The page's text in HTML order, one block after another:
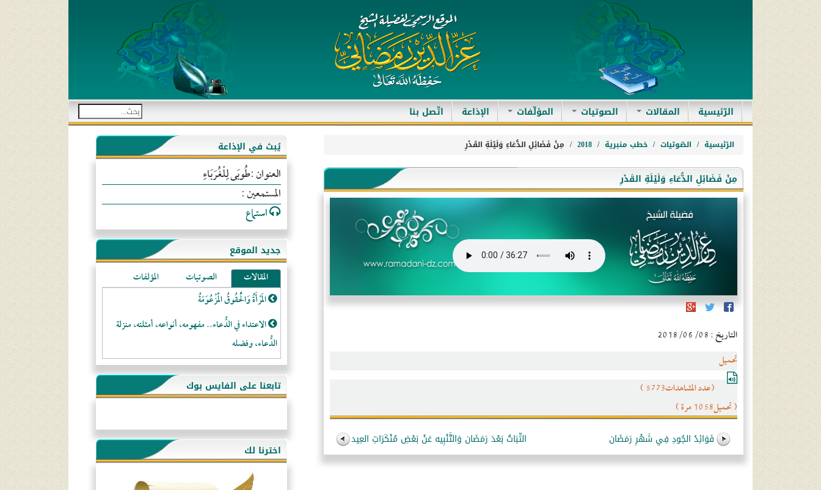
الرّئيسية(current) المقالات الصوتيات المؤلّفات الإذاعة اتّصل بنا
الرّئيسية الصّوتيات خطب منبرية 2018 مِنْ فَضَائِلِ الدُّعَاءِ وَلَيْلَةِ القَدْرِ
مِنْ فَضَائِلِ الدُّعَاءِ وَلَيْلَةِ القَدْرِ
التاريخ : 2018/06/08
تحميل
(عدد المشاهدات5773 )
( تحميل1058 مرة )
فَوَائِدُ الجُودِ فِي شَهْرِ رَمَضَان الثّبَاتُ بَعْدَ رَمَضَان وَالتَّنْبِيه عَنْ بَعْضِ مُنْكَرَاتِ العِيد
يُبث في الإذاعة
العنوان :طُوبَى لِلْغُرَبَاءِ
المستمعين :
استماع
جديد الموقع
المقالات الصوتيات
المؤلفات
المَرْأَةُ وَالْحُقُوقُ الْمَزْعُوَمَةُ
الاعتداء في الدُّعاء.. مفهومه، أنواعه، أمثلته، منزلة
الدُّعاء، وفضله
لا تتَّبعوا عورات الـمسلمين
فقه النَّصيحة عند الصَّحابة الكرام رضي الله عنهم
هذه سبيلنا فماذا تنقمون؟!
أُسُـسُ بَـيْـتِ الـمُسْـلِمِ
تابعنا على الفايس بوك
اخترنا لك